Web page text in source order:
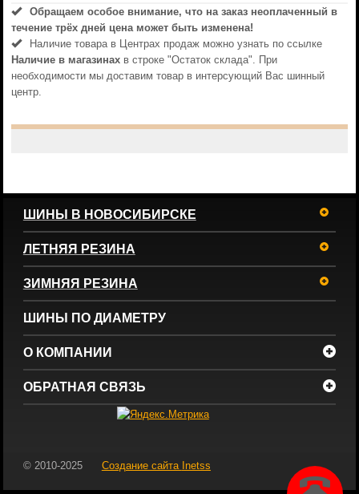
Обращаем особое внимание, что на заказ неоплаченный в
течениe трёх дней цена может быть изменена!
Наличие товара в Центрах продаж можно узнать по ссылке
Наличие в магазинахв строке "Остаток склада". При
необходимости мы доставим товар в интерсующий Вас шинный
центр.
ШИНЫ В НОВОСИБИРСКЕ
ЛЕТНЯЯ РЕЗИНА
ЗИМНЯЯ РЕЗИНА
ШИНЫ ПО ДИАМЕТРУ
О КОМПАНИИ
ОБРАТНАЯ СВЯЗЬ
© 2010-2025 Создание сайта Inetss